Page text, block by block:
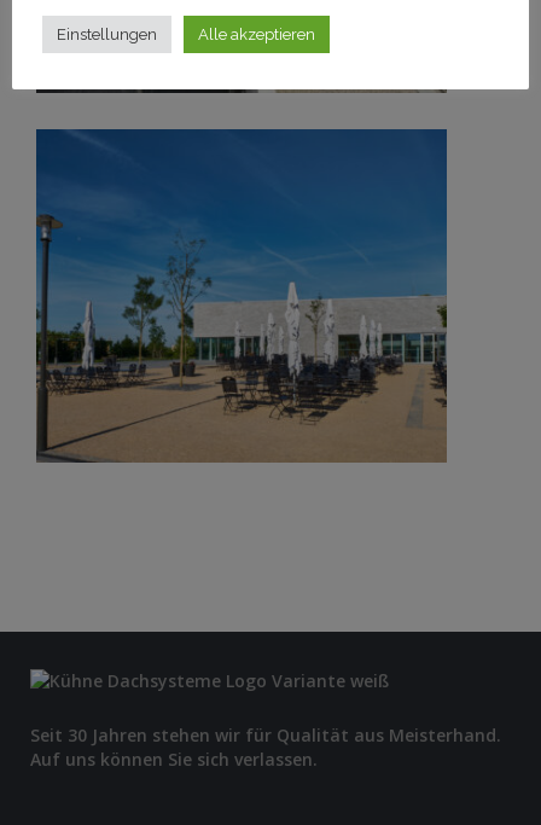
Gärten der Welt
MEHR
Seit 30 Jahren stehen wir für Qualität aus Meisterhand.
Auf uns können Sie sich verlassen.
Einstellungen Alle akzeptieren